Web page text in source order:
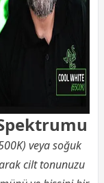
veya soğuk
cilt tonunuzu